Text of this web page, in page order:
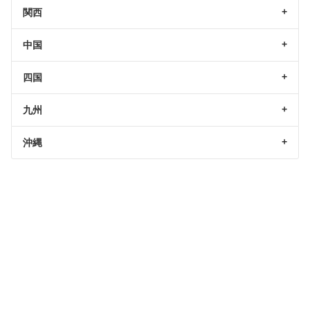
関西
中国
四国
九州
沖縄